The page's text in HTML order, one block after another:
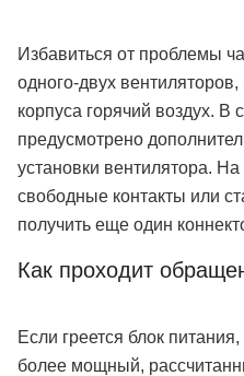
Избавиться от проблемы
одного-двух вентиляторов,
корпуса горячий воздух. В
предусмотрено
установки вентилятора.
свободные контакты или
получить еще один
Как проходит
Если греется блок
более мощный,